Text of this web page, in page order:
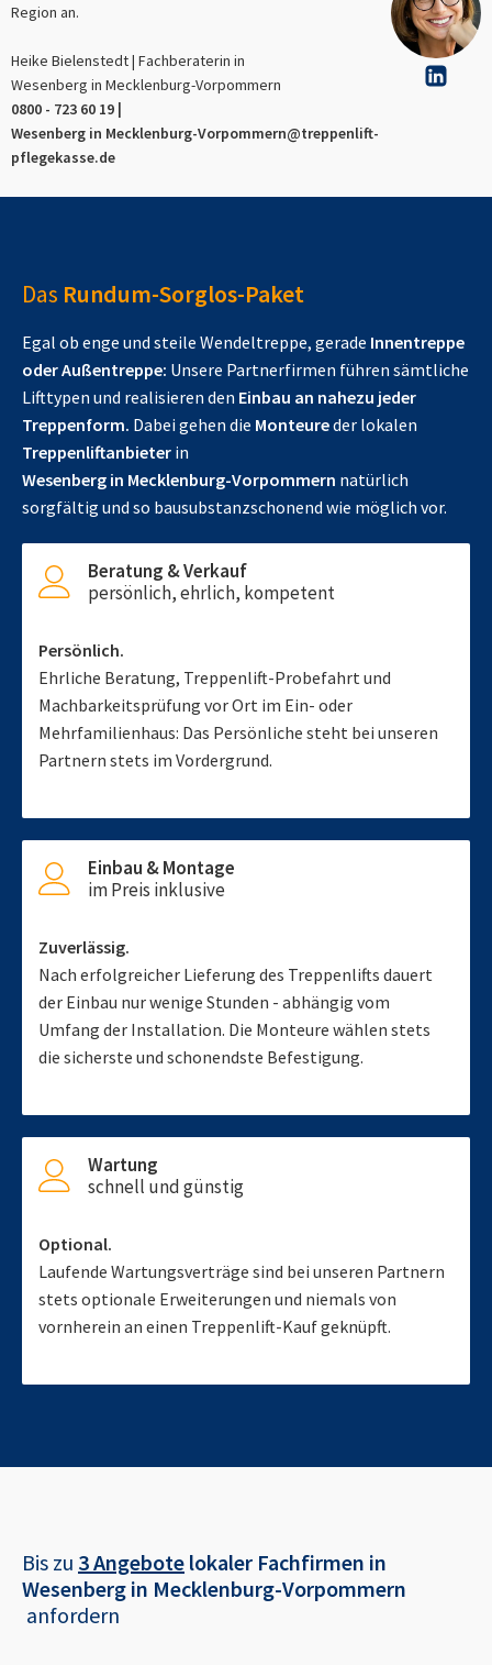
Region an.
Heike Bielenstedt | Fachberaterin in
Wesenberg in Mecklenburg-Vorpommern
0800 - 723 60 19 |
Wesenberg in Mecklenburg-Vorpommern@treppenlift-
pflegekasse.de
Das Rundum-Sorglos-Paket
Egal ob enge und steile Wendeltreppe, gerade Innentreppe
oder Außentreppe: Unsere Partnerfirmen führen sämtliche
Lifttypen und realisieren den Einbau an nahezu jeder
Treppenform. Dabei gehen die Monteureder lokalen
Treppenliftanbieter in
Wesenberg in Mecklenburg-Vorpommern natürlich
sorgfältig und so bausubstanzschonend wie möglich vor.
Beratung & Verkauf
persönlich, ehrlich, kompetent
Persönlich.
Ehrliche Beratung, Treppenlift-Probefahrt und
Machbarkeitsprüfung vor Ort im Ein- oder
Mehrfamilienhaus: Das Persönliche steht bei unseren
Partnern stets im Vordergrund.
Einbau & Montage
im Preis inklusive
Zuverlässig.
Nach erfolgreicher Lieferung des Treppenlifts dauert
der Einbau nur wenige Stunden - abhängig vom
Umfang der Installation. Die Monteure wählen stets
die sicherste und schonendste Befestigung.
Wartung
schnell und günstig
Optional.
Laufende Wartungsverträge sind bei unseren Partnern
stets optionale Erweiterungen und niemals von
vornherein an einen Treppenlift-Kauf geknüpft.
Bis zu 3 Angebote lokaler Fachfirmen in
Wesenberg in Mecklenburg-Vorpommern
anfordern